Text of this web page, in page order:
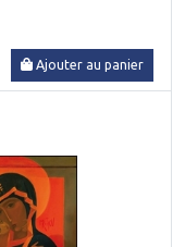
Ajouter au panier